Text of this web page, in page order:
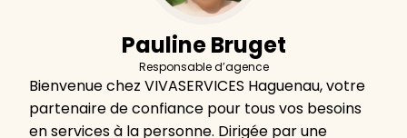
Pauline Bruget
Responsable d’agence
Bienvenue chez VIVASERVICES Haguenau, votre
partenaire de confiance pour tous vos besoins
en services à la personne. Dirigée par une